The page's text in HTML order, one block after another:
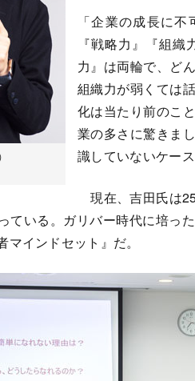
「企業の成長に
『戦略力』『組
力』は両輪で、ど
組織力が弱くては
化は当たり前のこ
業の多さに驚きま
識していないケー
現在、吉田氏は
ている。ガリバー時代に培っ
インドセット』だ。